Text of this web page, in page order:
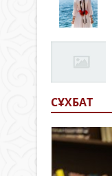
СҰХБАТ